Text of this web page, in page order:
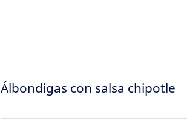
Álbondigas con salsa chipotle